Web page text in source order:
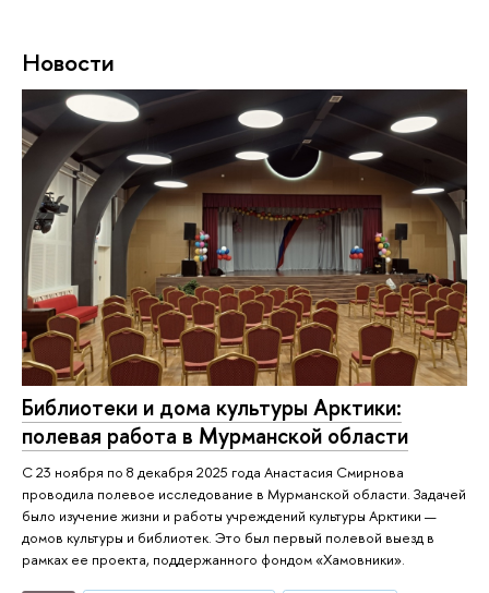
Новости
Библиотеки и дома культуры Арктики:
полевая работа в Мурманской области
C 23 ноября по 8 декабря 2025 года Анастасия Смирнова
проводила полевое исследование в Мурманской области. Задачей
было изучение жизни и работы учреждений культуры Арктики —
домов культуры и библиотек. Это был первый полевой выезд в
рамках ее проекта, поддержанного фондом «Хамовники».